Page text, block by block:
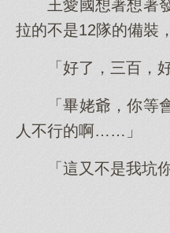
王愛國想著想著
拉的不是12隊的備裝
「好了，三百，
「畢姥爺，你
人不行的啊……」
「這又不是我坑